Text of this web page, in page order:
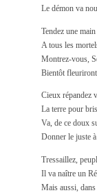
Le démon va
Tendez une
A tous les
Montrez-vous,
Bientôt
Cieux répandez
La terre pour
Va, de ce doux
Donner le juste
Tressaillez,
Il va naître un
Mais aussi, dans